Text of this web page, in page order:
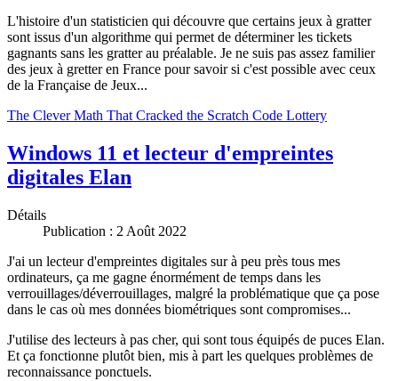
L'histoire d'un statisticien qui découvre que certains jeux à gratter
sont issus d'un algorithme qui permet de déterminer les tickets
gagnants sans les gratter au préalable. Je ne suis pas assez familier
des jeux à gretter en France pour savoir si c'est possible avec ceux
de la Française de Jeux...
The Clever Math That Cracked the Scratch Code Lottery
Windows 11 et lecteur d'empreintes
digitales Elan
Détails
Publication : 2 Août 2022
J'ai un lecteur d'empreintes digitales sur à peu près tous mes
ordinateurs, ça me gagne énormément de temps dans les
verrouillages/déverrouillages, malgré la problématique que ça pose
dans le cas où mes données biométriques sont compromises...
J'utilise des lecteurs à pas cher, qui sont tous équipés de puces Elan.
Et ça fonctionne plutôt bien, mis à part les quelques problèmes de
reconnaissance ponctuels.